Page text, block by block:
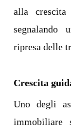
alla
ripresa delle
Crescita
Uno degli